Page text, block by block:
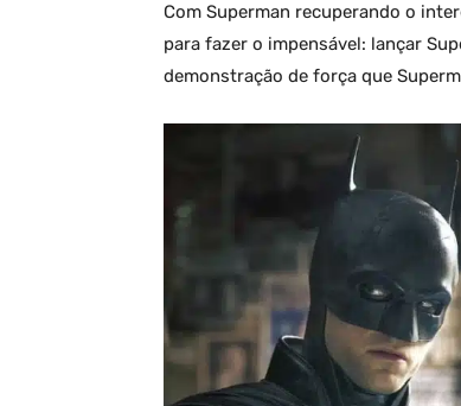
Com Superman recuperando o
para fazer o impensável: lançar
demonstração de força que